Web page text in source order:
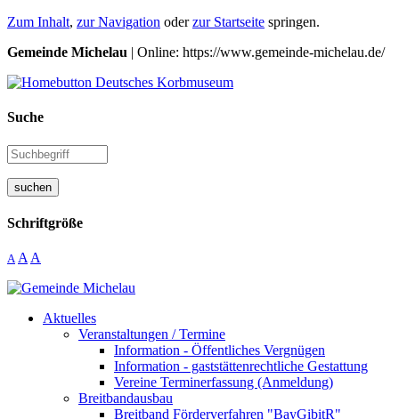
Zum Inhalt, zur Navigation oderzur Startseite springen.
Gemeinde Michelau | Online: https://www.gemeinde-michelau.de/
Suche
suchen
Schriftgröße
A A A
Aktuelles
Veranstaltungen / Termine
Information - Öffentliches Vergnügen
Information - gaststättenrechtliche Gestattung
Vereine Terminerfassung (Anmeldung)
Breitbandausbau
Breitband Förderverfahren "BayGibitR"